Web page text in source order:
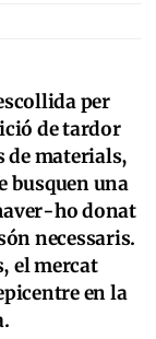
per
de tardor
de materials,
busquen una
ho donat
necessaris.
el mercat
en la